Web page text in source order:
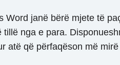
Word janë bërë mjete të
nga e para.
atë që përfaqëson më